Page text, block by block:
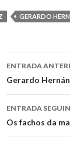
GERARDO
Ir
a
entrada
ENTRADA
Gerardo
ENTRADA
Os fachos da